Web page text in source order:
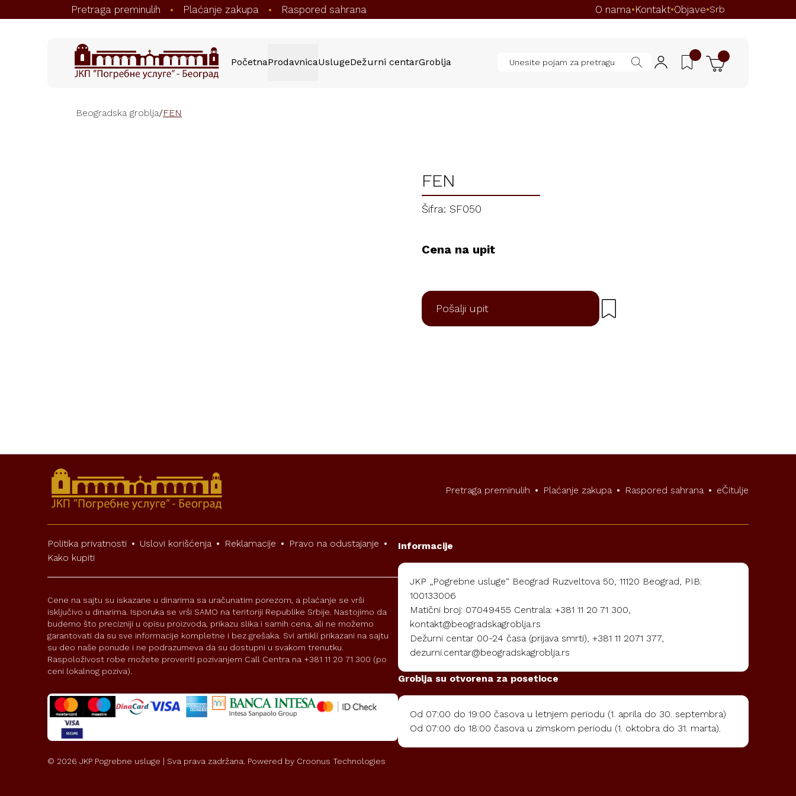
Pretraga preminulih • Plaćanje zakupa • Raspored sahrana O nama•Kontakt•Objave•Srb
PočetnaProdavnicaUslugeDežurni centarGroblja
Beogradska groblja/FEN
FEN
Šifra: SF050
Cena na upit
Pošalji upit
Pretraga preminulih • Plaćanje zakupa • Raspored sahrana • eČitulje
Politika privatnosti • Uslovi korišćenja • Reklamacije • Pravo na odustajanje •
Kako kupiti
Cene na sajtu su iskazane u dinarima sa uračunatim porezom, a plaćanje se vrši
isključivo u dinarima. Isporuka se vrši SAMO na teritoriji Republike Srbije. Nastojimo da
budemo što precizniji u opisu proizvoda, prikazu slika i samih cena, ali ne možemo
garantovati da su sve informacije kompletne i bez grešaka. Svi artikli prikazani na sajtu
su deo naše ponude i ne podrazumeva da su dostupni u svakom trenutku.
Raspoloživost robe možete proveriti pozivanjem Call Centra na +381 11 20 71 300 (po
ceni lokalnog poziva).
© 2026 JKP Pogrebne usluge | Sva prava zadržana. Powered by Croonus Technologies
Informacije
JKP „Pogrebne usluge“ Beograd Ruzveltova 50, 11120 Beograd, PIB:
100133006
Matični broj: 07049455 Centrala: +381 11 20 71 300,
kontakt@beogradskagroblja.rs
Dežurni centar 00-24 časa (prijava smrti), +381 11 2071 377,
dezurni.centar@beogradskagroblja.rs
Groblja su otvorena za posetioce
Od 07:00 do 19:00 časova u letnjem periodu (1. aprila do 30. septembra)
Od 07:00 do 18:00 časova u zimskom periodu (1. oktobra do 31. marta).